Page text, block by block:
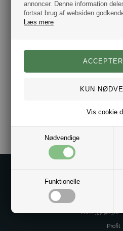
annoncer. Denne information
fortsat brug af websiden
Læs mere
Nødvendige
Funktionelle
Vis cookie
første kollektion bar præg af, har
Hilfiger’s varemærke.
Mærke: Tommy Hilfiger
CVR 33496362
Profil